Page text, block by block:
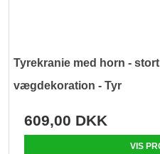
Tyrekranie med horn -
vægdekoration - Tyr
609,00 DKK
VIS